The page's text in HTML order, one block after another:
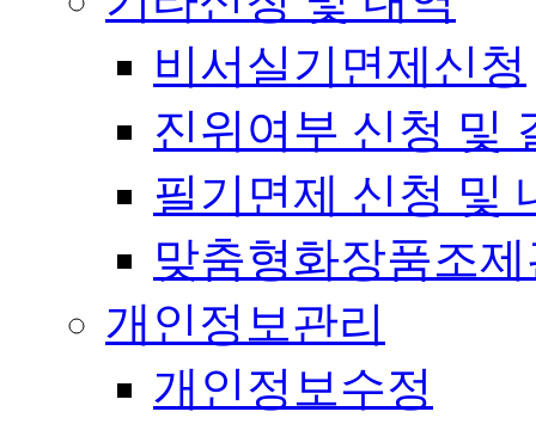
비서실기면제신청
진위여부 신청 및
필기면제 신청 및
맞춤형화장품조
개인정보관리
개인정보수정